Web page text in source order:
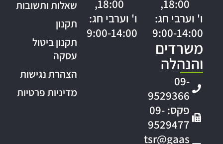
18:00,
ו' וערבי חג:
9:00-14:00
משרדים
והנהלה
09-
9529366
פקס: 09-
9529477
tsr@gaas
18:00,
ו' וערבי חג:
9:00-14:00
שאלות ותשובות
תקנון
תקנון ביטול
עסקה
הצהרת נגישות
מדיניות פרטיות